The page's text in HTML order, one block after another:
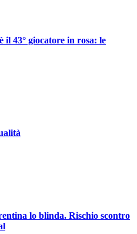
il 43° giocatore in rosa: le
lo blinda. Rischio scontro